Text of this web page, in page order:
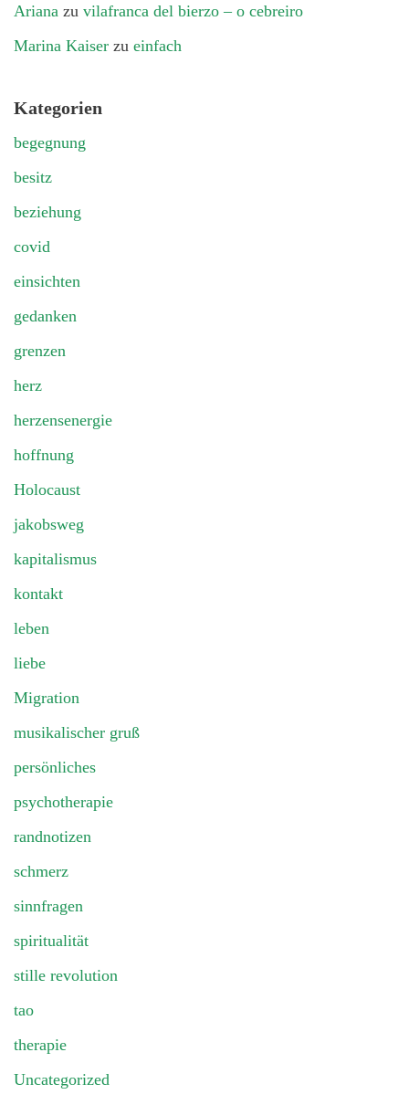
Ariana zu vilafranca del bierzo – o cebreiro
Marina Kaiser zu einfach
Kategorien
begegnung
besitz
beziehung
covid
einsichten
gedanken
grenzen
herz
herzensenergie
hoffnung
Holocaust
jakobsweg
kapitalismus
kontakt
leben
liebe
Migration
musikalischer gruß
persönliches
psychotherapie
randnotizen
schmerz
sinnfragen
spiritualität
stille revolution
tao
therapie
Uncategorized